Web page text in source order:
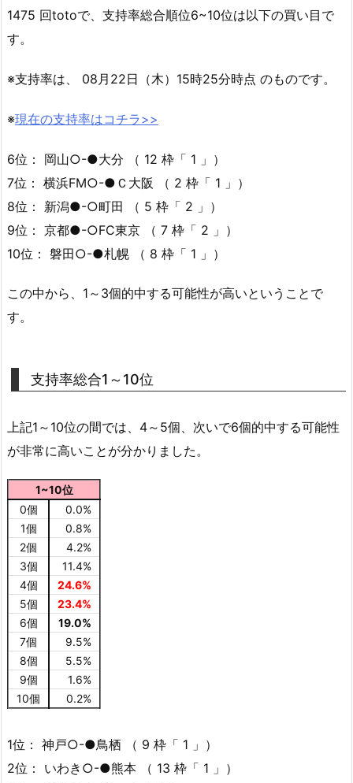
1475 回totoで、支持率総合順位6~10位は以下の買い目で
す。
※支持率は、 08月22日（木）15時25分時点 のものです。
※現在の支持率はコチラ>>
6位： 岡山○-●大分 （ 12 枠「 1 」）
7位： 横浜FM○-●Ｃ大阪 （ 2 枠「 1 」）
8位： 新潟●-○町田 （ 5 枠「 2 」）
9位： 京都●-○FC東京 （ 7 枠「 2 」）
10位： 磐田○-●札幌 （ 8 枠「 1 」）
この中から、1～3個的中する可能性が高いということで
す。
支持率総合1～10位
上記1～10位の間では、4～5個、次いで6個的中する可能性
が非常に高いことが分かりました。
1~10位
0個
0.0%
1個
0.8%
2個
4.2%
3個
11.4%
4個
24.6%
5個
23.4%
6個
19.0%
7個
9.5%
8個
5.5%
9個
1.6%
10個
0.2%
1位： 神戸○-●鳥栖 （ 9 枠「 1 」）
2位： いわき○-●熊本 （ 13 枠「 1 」）